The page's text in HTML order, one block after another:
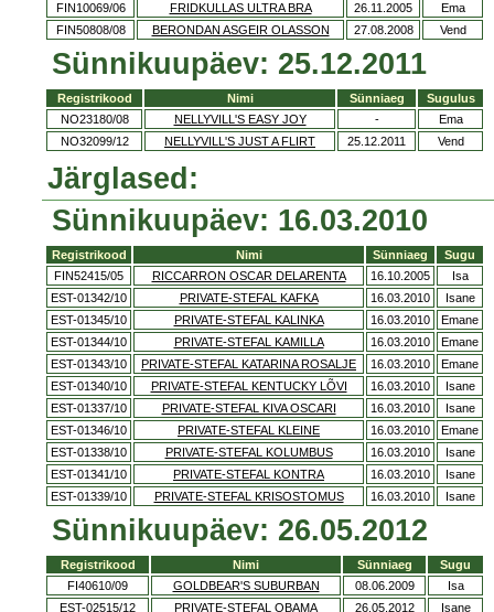
FIN10069/06
FRIDKULLAS ULTRA BRA 26.11.2005
Ema
FIN50808/08
BERONDAN ASGEIR OLASSON 27.08.2008 Vend
Sünnikuupäev: 25.12.2011
Registrikood Nimi Sünniaeg
Sugulus
NO23180/08
NELLYVILL'S EASY JOY -
Ema
NO32099/12
NELLYVILL'S JUST A FLIRT 25.12.2011 Vend
Järglased:
Sünnikuupäev: 16.03.2010
Registrikood Nimi Sünniaeg
Sugu
FIN52415/05
RICCARRON OSCAR DELARENTA 16.10.2005
Isa
EST-01342/10
PRIVATE-STEFAL KAFKA 16.03.2010
Isane
EST-01345/10
PRIVATE-STEFAL KALINKA 16.03.2010
Emane
EST-01344/10
PRIVATE-STEFAL KAMILLA 16.03.2010
Emane
EST-01343/10
PRIVATE-STEFAL KATARINA ROSALJE 16.03.2010
Emane
EST-01340/10
PRIVATE-STEFAL KENTUCKY LÕVI 16.03.2010
Isane
EST-01337/10
PRIVATE-STEFAL KIVA OSCARI 16.03.2010
Isane
EST-01346/10
PRIVATE-STEFAL KLEINE 16.03.2010
Emane
EST-01338/10
PRIVATE-STEFAL KOLUMBUS 16.03.2010
Isane
EST-01341/10
PRIVATE-STEFAL KONTRA 16.03.2010
Isane
EST-01339/10
PRIVATE-STEFAL KRISOSTOMUS 16.03.2010 Isane
Sünnikuupäev: 26.05.2012
Registrikood Nimi Sünniaeg
Sugu
FI40610/09
GOLDBEAR'S SUBURBAN 08.06.2009
Isa
EST-02515/12
PRIVATE-STEFAL OBAMA 26.05.2012
Isane